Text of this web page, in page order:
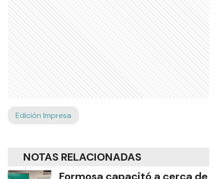
Edición Impresa
NOTAS RELACIONADAS